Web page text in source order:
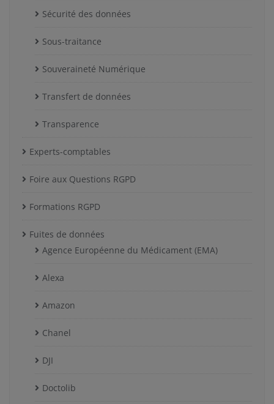
Sécurité des données
Sous-traitance
Souveraineté Numérique
Transfert de données
Transparence
Experts-comptables
Foire aux Questions RGPD
Formations RGPD
Fuites de données
Agence Européenne du Médicament (EMA)
Alexa
Amazon
Chanel
DJI
Doctolib